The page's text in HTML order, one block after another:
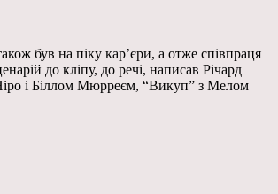
був на піку кар’єри, а отже співпраця
до кліпу, до речі, написав Річард
і Біллом Мюрреєм, “Викуп” з Мелом